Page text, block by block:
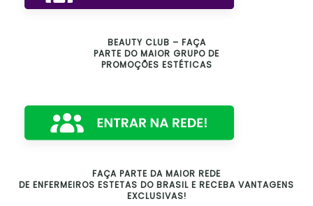
BEAUTY CLUB – FAÇA
PARTE DO MAIOR GRUPO DE
PROMOÇÕES ESTÉTICAS
FAÇA PARTE DA MAIOR REDE
DE ENFERMEIROS ESTETAS DO BRASIL E RECEBA VANTAGENS
EXCLUSIVAS!